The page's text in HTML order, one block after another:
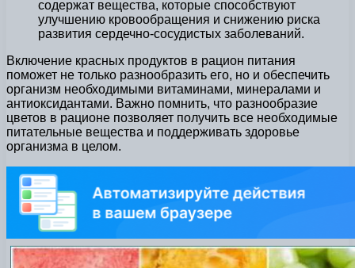
содержат вещества, которые способствуют
улучшению кровообращения и снижению риска
развития сердечно-сосудистых заболеваний.
Включение красных продуктов в рацион питания
поможет не только разнообразить его, но и обеспечить
организм необходимыми витаминами, минералами и
антиоксидантами. Важно помнить, что разнообразие
цветов в рационе позволяет получить все необходимые
питательные вещества и поддерживать здоровье
организма в целом.